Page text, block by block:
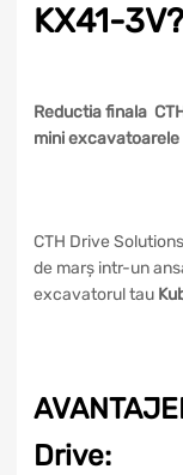
KX41-3V?
Reductia finala
mini excavatoarele
CTH Drive
de marș intr-un
excavatorul tau
Drive: